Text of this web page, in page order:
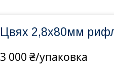
Цвях 2,8х80мм
3 000 ₴/упаковка